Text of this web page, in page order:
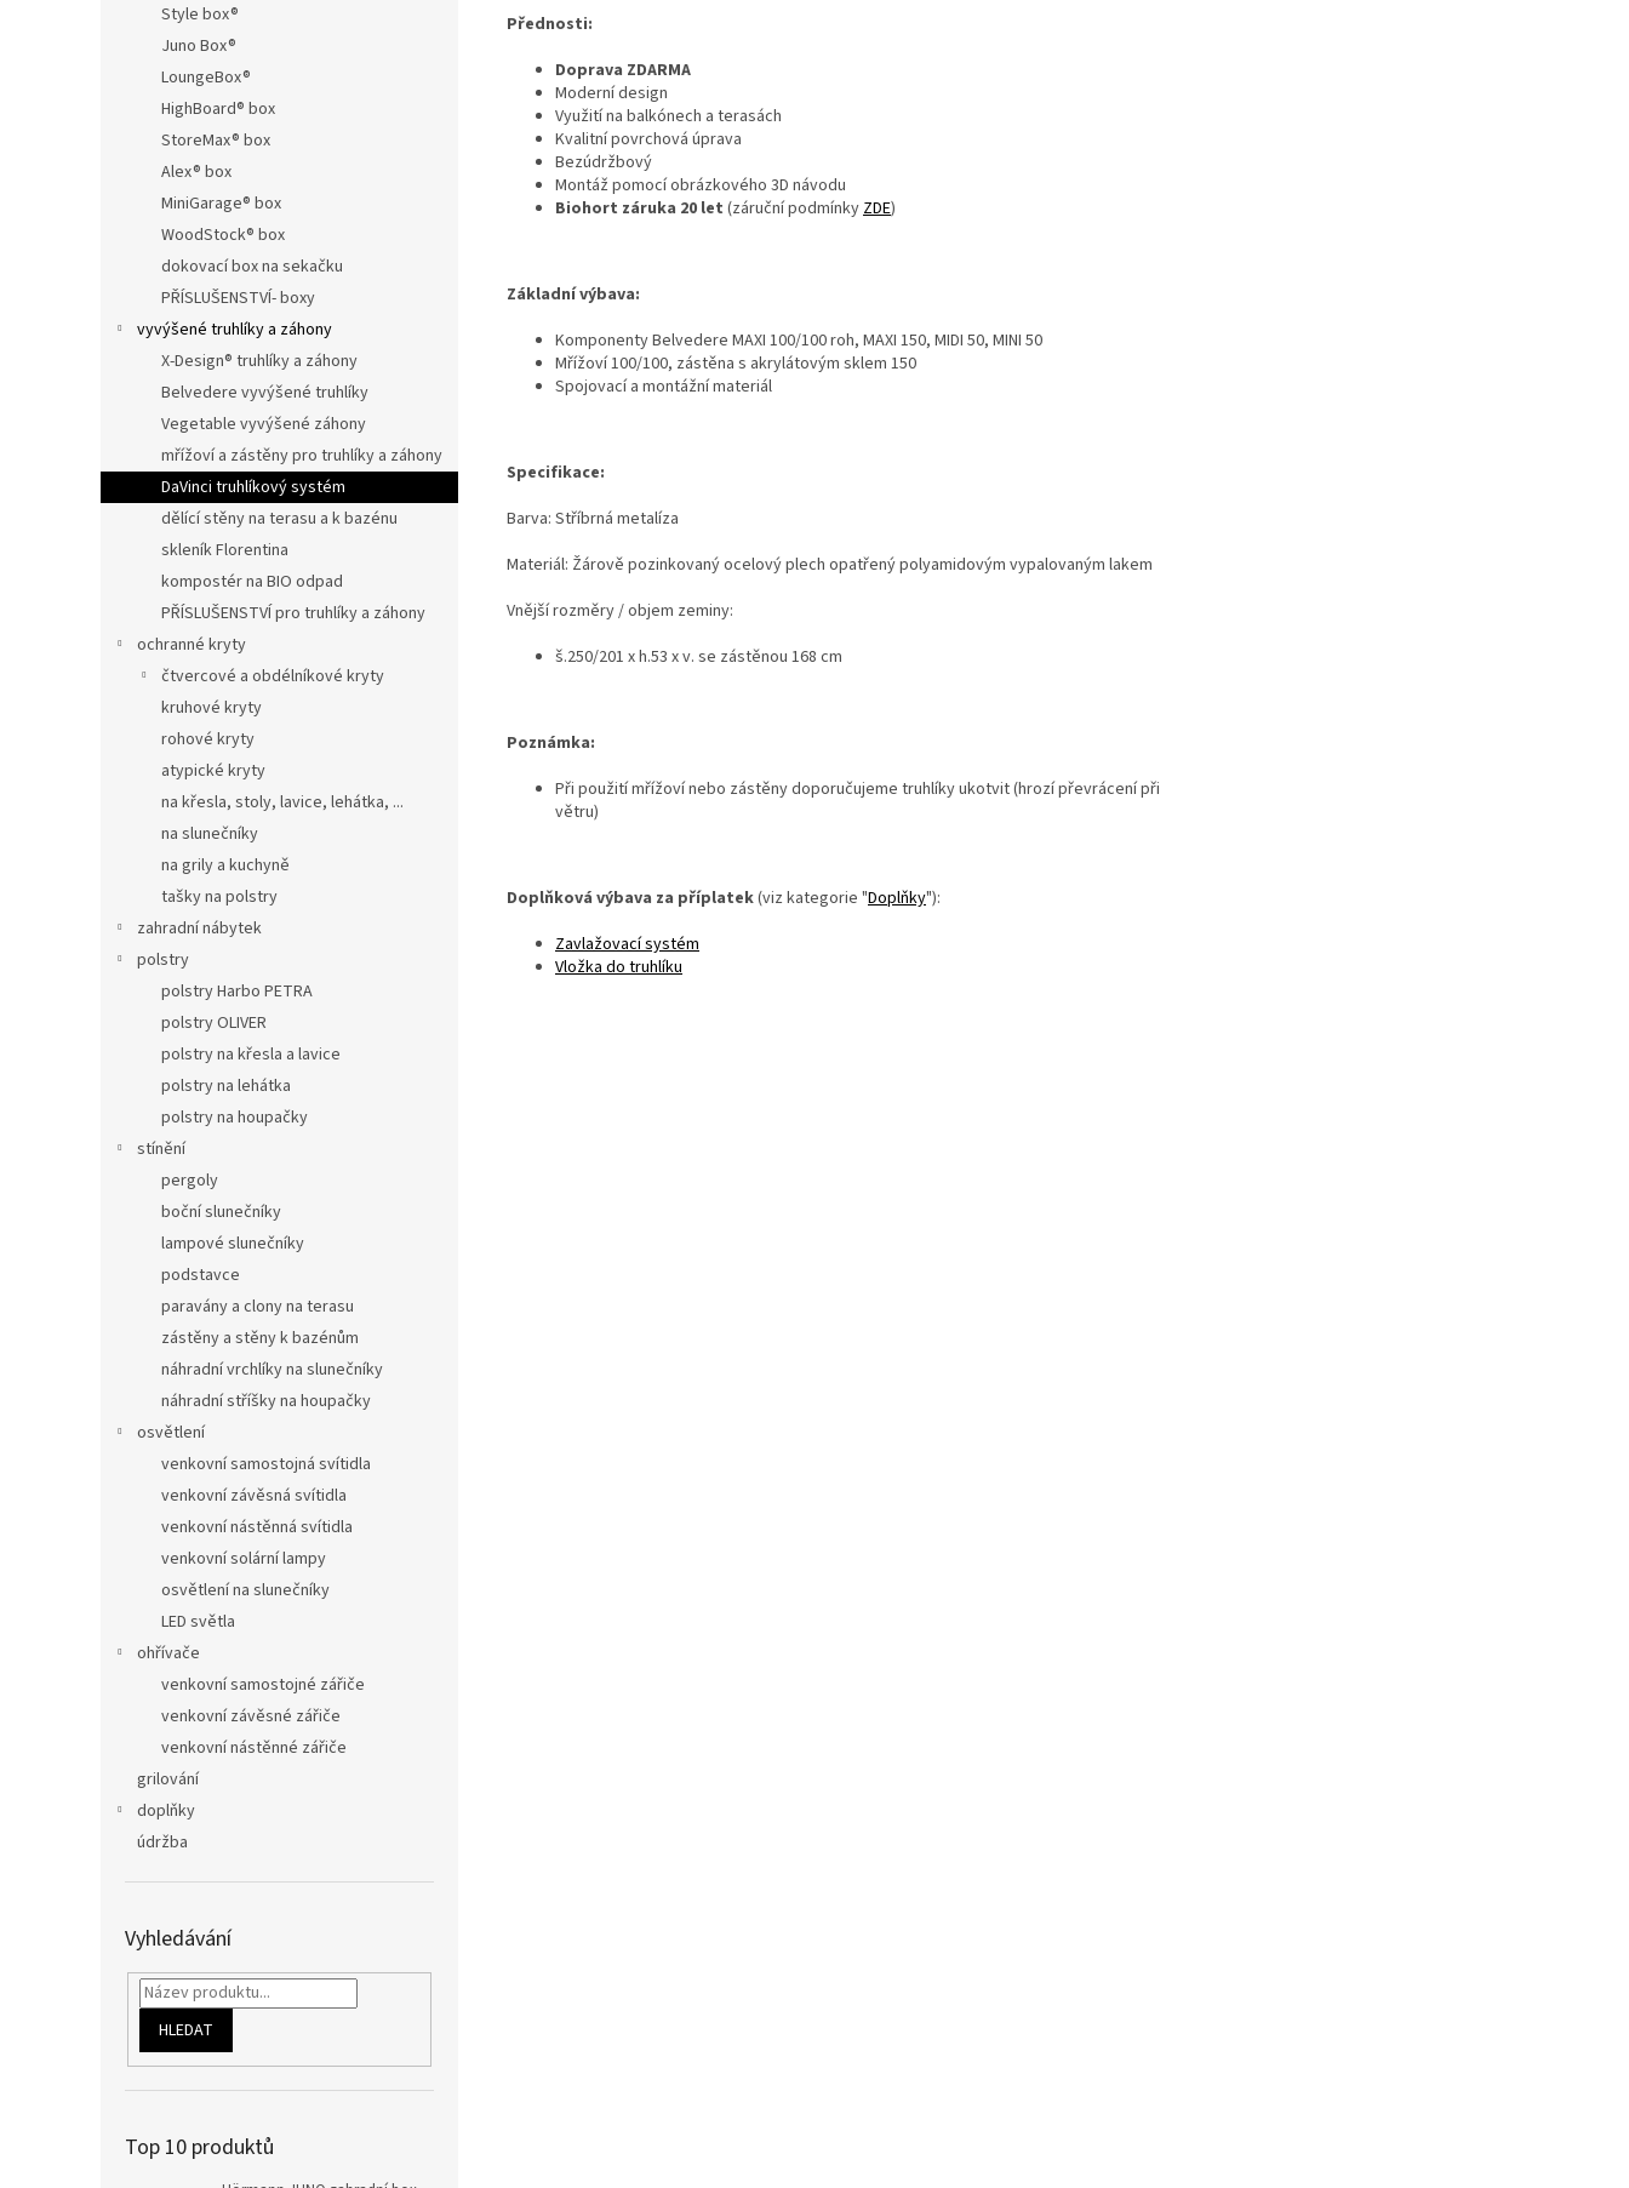
Style box®
Juno Box®
LoungeBox®
HighBoard® box
StoreMax® box
Alex® box
MiniGarage® box
WoodStock® box
dokovací box na sekačku
PŘÍSLUŠENSTVÍ- boxy
vyvýšené truhlíky a záhony
X-Design® truhlíky a záhony
Belvedere vyvýšené truhlíky
Vegetable vyvýšené záhony
mřížoví a zástěny pro truhlíky a záhony
DaVinci truhlíkový systém
dělící stěny na terasu a k bazénu
skleník Florentina
kompostér na BIO odpad
PŘÍSLUŠENSTVÍ pro truhlíky a záhony
ochranné kryty
čtvercové a obdélníkové kryty
kruhové kryty
rohové kryty
atypické kryty
na křesla, stoly, lavice, lehátka, ...
na slunečníky
na grily a kuchyně
tašky na polstry
zahradní nábytek
polstry
polstry Harbo PETRA
polstry OLIVER
polstry na křesla a lavice
polstry na lehátka
polstry na houpačky
stínění
pergoly
boční slunečníky
lampové slunečníky
podstavce
paravány a clony na terasu
zástěny a stěny k bazénům
náhradní vrchlíky na slunečníky
náhradní stříšky na houpačky
osvětlení
venkovní samostojná svítidla
venkovní závěsná svítidla
venkovní nástěnná svítidla
venkovní solární lampy
osvětlení na slunečníky
LED světla
ohřívače
venkovní samostojné zářiče
venkovní závěsné zářiče
venkovní nástěnné zářiče
grilování
doplňky
údržba
Vyhledávání
HLEDAT
Top 10 produktů
Přednosti:
Doprava ZDARMA
Moderní design
Využití na balkónech a terasách
Kvalitní povrchová úprava
Bezúdržbový
Montáž pomocí obrázkového 3D návodu
Biohort záruka 20 let (záruční podmínky ZDE)
Základní výbava:
Komponenty Belvedere MAXI 100/100 roh, MAXI 150, MIDI 50, MINI 50
Mřížoví 100/100, zástěna s akrylátovým sklem 150
Spojovací a montážní materiál
Specifikace:
Barva: Stříbrná metalíza
Materiál: Žárově pozinkovaný ocelový plech opatřený polyamidovým vypalovaným lakem
Vnější rozměry / objem zeminy:
š.250/201 x h.53 x v. se zástěnou 168 cm
Poznámka:
Při použití mřížoví nebo zástěny doporučujeme truhlíky ukotvit (hrozí převrácení při
větru)
Doplňková výbava za příplatek(viz kategorie "Doplňky"):
Zavlažovací systém
Vložka do truhlíku